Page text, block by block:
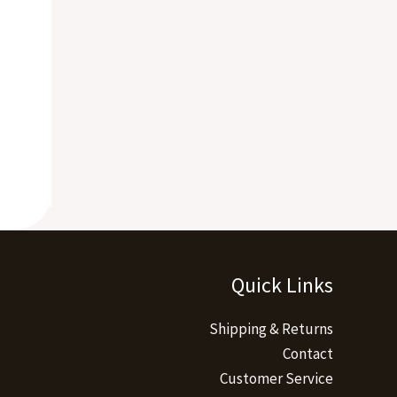
Quick Links
Shipping & Returns
Contact
Customer Service